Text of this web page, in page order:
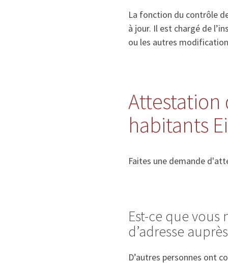
La fonction du contrôle
à jour. Il est chargé de
ou les autres
Attestation
habitants
Faites une demande
Est-ce que
d’adresse
D’autres personnes ont